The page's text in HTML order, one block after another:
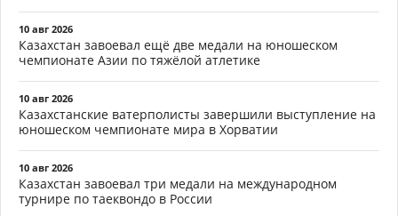
10 авг 2026
Казахстан завоевал ещё две медали на юношеском
чемпионате Азии по тяжёлой атлетике
10 авг 2026
Казахстанские ватерполисты завершили выступление на
юношеском чемпионате мира в Хорватии
10 авг 2026
Казахстан завоевал три медали на международном
турнире по таеквондо в России